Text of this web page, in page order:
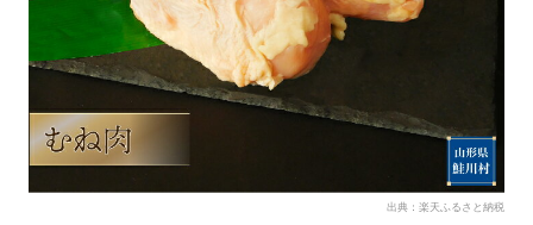
出典：楽天ふるさと納税